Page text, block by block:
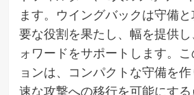
ます。ウイングバックは守備
要な役割を果たし、幅を提供
ォワードをサポートします。
ョンは、コンパクトな守備を
速な攻撃への移行を可能にす